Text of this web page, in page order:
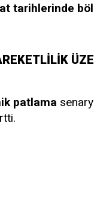
tarihlerinde
patlama